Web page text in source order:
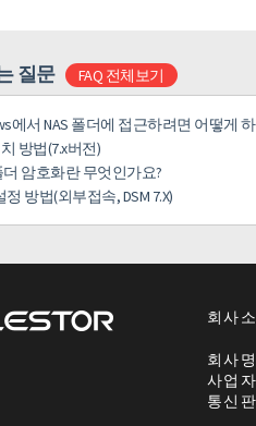
질문 FAQ 전체보기
에서 NAS 폴더에 접근하려면 어떻게
방법(7.x버전)
암호화란 무엇인가요?
정 방법(외부접속, DSM 7.X)
회사
회사명
사업
통신